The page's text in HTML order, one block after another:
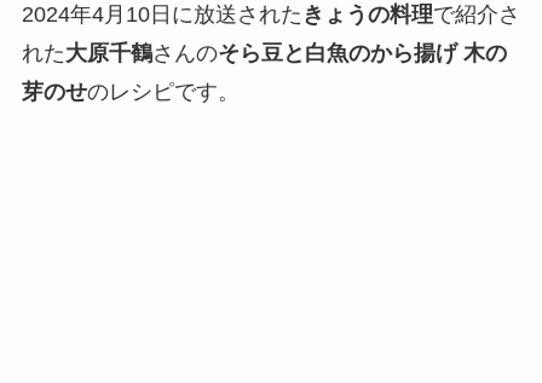
2024年4月10日に放送された きょうの料理で紹介さ
れた大原千鶴さんのそら豆と白魚のから揚げ 木の
芽のせのレシピです。